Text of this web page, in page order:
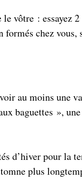
vôtre : essayez
chez
au moins une
baguettes »,
d’hiver pour la
plus